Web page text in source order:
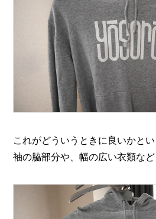
これがどういうときに良いかと
袖の脇部分や、幅の広い衣類など